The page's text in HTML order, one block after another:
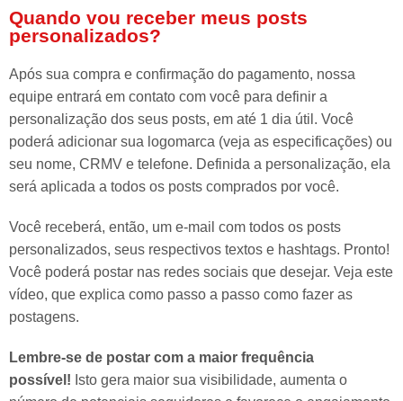
Quando vou receber meus posts
personalizados?
Após sua compra e confirmação do pagamento, nossa
equipe entrará em contato com você para definir a
personalização dos seus posts, em até 1 dia útil. Você
poderá adicionar sua logomarca (veja as especificações) ou
seu nome, CRMV e telefone. Definida a personalização, ela
será aplicada a todos os posts comprados por você.
Você receberá, então, um e-mail com todos os posts
personalizados, seus respectivos textos e hashtags. Pronto!
Você poderá postar nas redes sociais que desejar. Veja este
vídeo, que explica como passo a passo como fazer as
postagens.
Lembre-se de postar com a maior frequência
possível! Isto gera maior sua visibilidade, aumenta o